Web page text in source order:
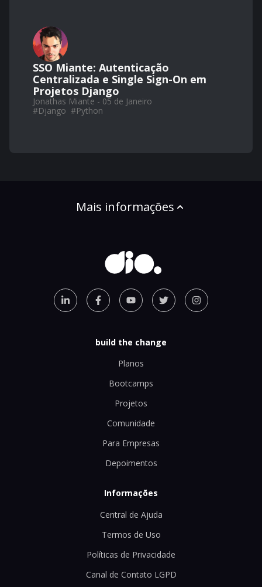
SSO Miante: Autenticação
Centralizada e Single Sign-On em
Projetos Django
Jonathas Miante - 05 de Janeiro
#Django #Python
Mais informações
build the change
Planos
Bootcamps
Projetos
Comunidade
Para Empresas
Depoimentos
Informações
Central de Ajuda
Termos de Uso
Políticas de Privacidade
Canal de Contato LGPD